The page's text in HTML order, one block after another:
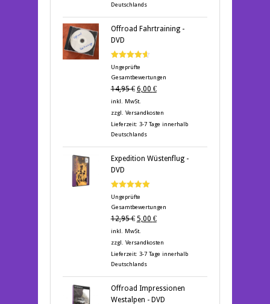
Deutschlands
Offroad Fahrtraining -
DVD
Bewertet
mit 4.60
von 5
Ungeprüfte
Gesamtbewertungen
14,95€ Ursprünglicher
Preis
war:
14,95 €
6,00 €Aktueller
ist:
6,00 €.
inkl. MwSt.
zzgl. Versandkosten
Lieferzeit: 3-7 Tage innerhalb
Deutschlands
Expedition Wüstenflug -
DVD
Bewertet mit
5.00 von 5
Ungeprüfte
Gesamtbewertungen
12,95€ Ursprünglicher
Preis
war:
12,95 €
5,00 €Aktueller
ist:
5,00 €.
inkl. MwSt.
zzgl. Versandkosten
Lieferzeit: 3-7 Tage innerhalb
Deutschlands
Offroad Impressionen
Westalpen - DVD